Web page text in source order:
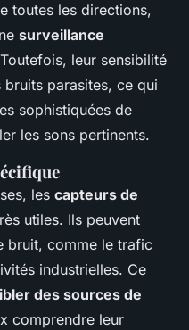
toutes les directions,
surveillance
leur sensibilité
parasites, ce qui
sophistiquées de
les sons pertinents.
les capteurs de
utiles. Ils peuvent
bruit, comme le trafic
industrielles. Ce
des sources de
comprendre leur